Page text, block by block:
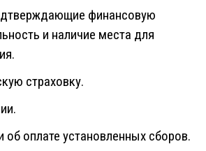
финансовую
и наличие места для
страховку.
об оплате установленных сборов.